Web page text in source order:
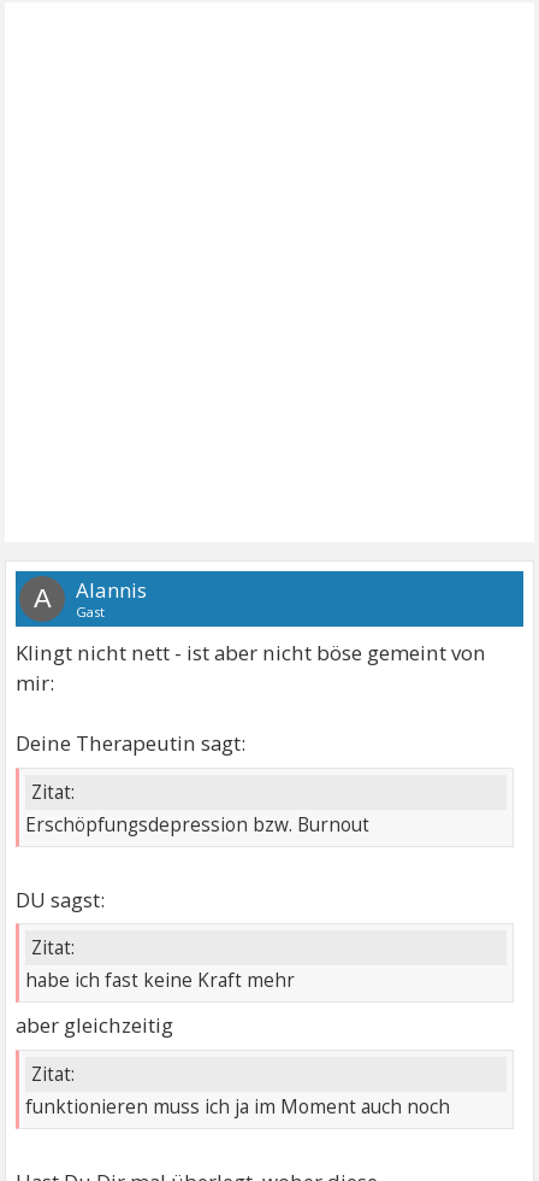
A Alannis
Gast
Klingt nicht nett - ist aber nicht böse gemeint von
mir:
Deine Therapeutin sagt:
Zitat:
Erschöpfungsdepression bzw. Burnout
DU sagst:
Zitat:
habe ich fast keine Kraft mehr
aber gleichzeitig
Zitat:
funktionieren muss ich ja im Moment auch noch